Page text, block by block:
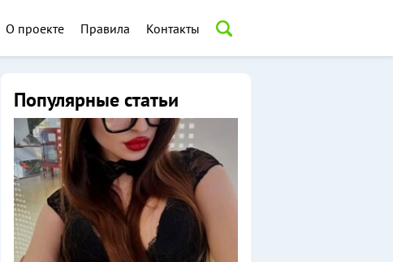
О проекте Правила Контакты
Популярные статьи